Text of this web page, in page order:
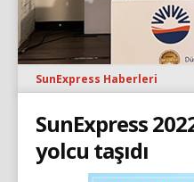
SunExpress Haberleri
SunExpress
yolcu taşıdı